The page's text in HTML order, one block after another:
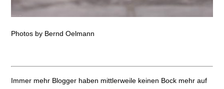
Photos by Bernd Oelmann
Immer mehr Blogger haben mittlerweile keinen Bock mehr auf